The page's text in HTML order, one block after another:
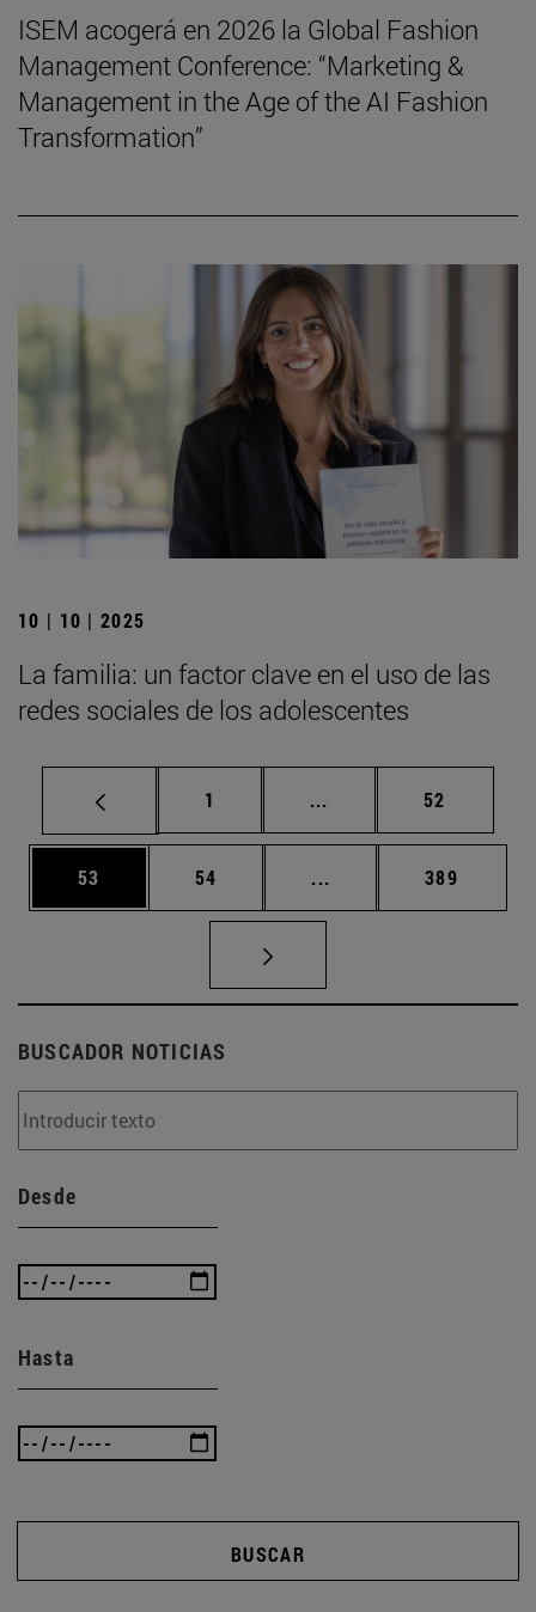
ISEM acogerá en 2026 la Global Fashion
Management Conference: “Marketing &
Management in the Age of the AI Fashion
Transformation”
10 | 10 | 2025
La familia: un factor clave en el uso de las
redes sociales de los adolescentes
Página
1 ... Páginas intermedias
Página
52
Página
53 Página
54 ... Páginas intermedias
Página
389
BUSCADOR NOTICIAS
Desde
Hasta
BUSCAR